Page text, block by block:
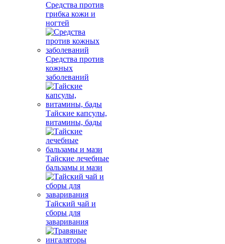
Средства против
грибка кожи и
ногтей
Средства против
кожных
заболеваний
Тайские капсулы,
витамины, бады
Тайские лечебные
бальзамы и мази
Тайский чай и
сборы для
заваривания